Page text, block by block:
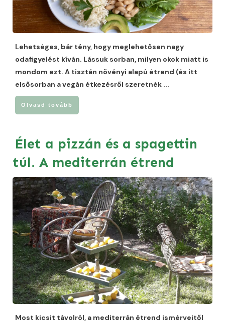
Lehetséges, bár tény, hogy meglehetősen nagy
odafigyelést kíván. Lássuk sorban, milyen okok miatt is
mondom ezt. A tisztán növényi alapú étrend (és itt
elsősorban a vegán étkezésről szeretnék ...
Olvasd tovább
Élet a pizzán és a spagettin
túl. A mediterrán étrend
Most kicsit távolról, a mediterrán étrend ismérveitől